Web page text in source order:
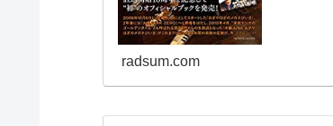
radsum.com